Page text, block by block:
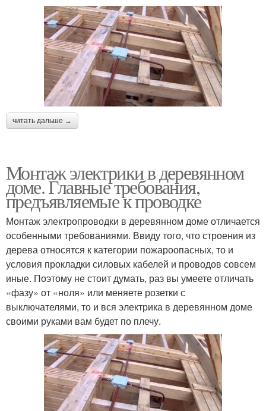
читать дальше →
Монтаж электрики в деревянном
доме. Главные требования,
предъявляемые к проводке
Монтаж электропроводки в деревянном доме отличается
особенными требованиями. Ввиду того, что строения из
дерева относятся к категории пожароопасных, то и
условия прокладки силовых кабелей и проводов совсем
иные. Поэтому не стоит думать, раз вы умеете отличать
«фазу» от «ноля» или меняете розетки с
выключателями, то и вся электрика в деревянном доме
своими руками вам будет по плечу.